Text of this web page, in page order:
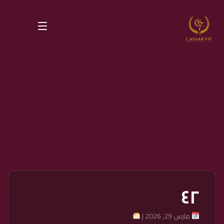
٤٢
مارس 29, 2026 |